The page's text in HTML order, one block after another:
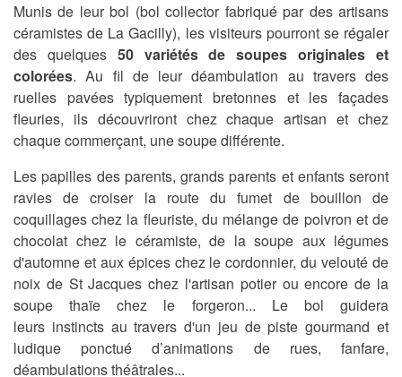
Munis de leur bol (bol collector fabriqué par des artisans
céramistes de La Gacilly), les visiteurs pourront se régaler
des quelques 50 variétés de soupes originales et
colorées. Au fil de leur déambulation au travers des
ruelles pavées typiquement bretonnes et les façades
fleuries, ils découvriront chez chaque artisan et chez
chaque commerçant, une soupe différente.
Les papilles des parents, grands parents et enfants seront
ravies de croiser la route du fumet de bouillon de
coquillages chez la fleuriste, du mélange de poivron et de
chocolat chez le céramiste, de la soupe aux légumes
d'automne et aux épices chez le cordonnier, du velouté de
noix de St Jacques chez l'artisan potier ou encore de la
soupe thaïe chez le forgeron... Le bol guidera
leurs instincts au travers d'un jeu de piste gourmand et
ludique ponctué d’animations de rues, fanfare,
déambulations théâtrales...